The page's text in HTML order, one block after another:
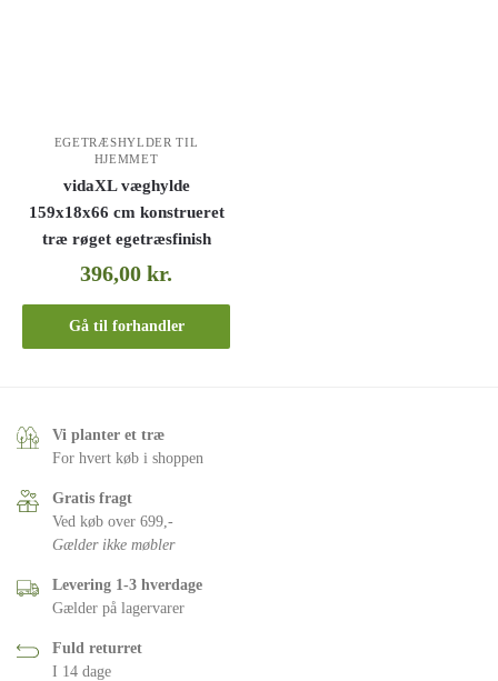
EGETRÆSHYLDER TIL
HJEMMET
vidaXL væghylde
159x18x66 cm konstrueret
træ røget egetræsfinish
396,00kr.
Gå til forhandler
Vi planter et træ
For hvert køb i shoppen
Gratis fragt
Ved køb over 699,-
Gælder ikke møbler
Levering 1-3 hverdage
Gælder på lagervarer
Fuld returret
I 14 dage